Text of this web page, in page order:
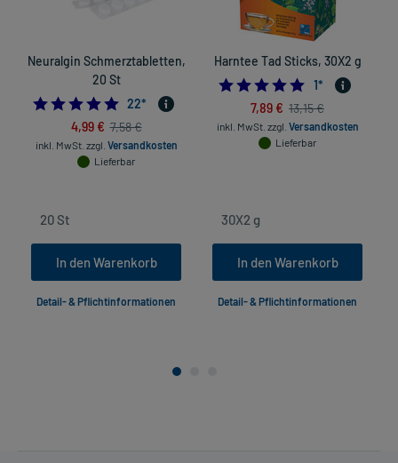
Neuralgin Schmerztabletten,
20 St
4.954545454545454
22*
4,99 € 7,58 €
inkl. MwSt. zzgl. Versandkosten
Lieferbar
In den Warenkorb
Detail- & Pflichtinformationen
Harntee Tad Sticks, 30X2 g
5.0
1*
7,89 € 13,15 €
inkl. MwSt. zzgl. Versandkosten
Lieferbar
In den Warenkorb
Detail- & Pflichtinformationen